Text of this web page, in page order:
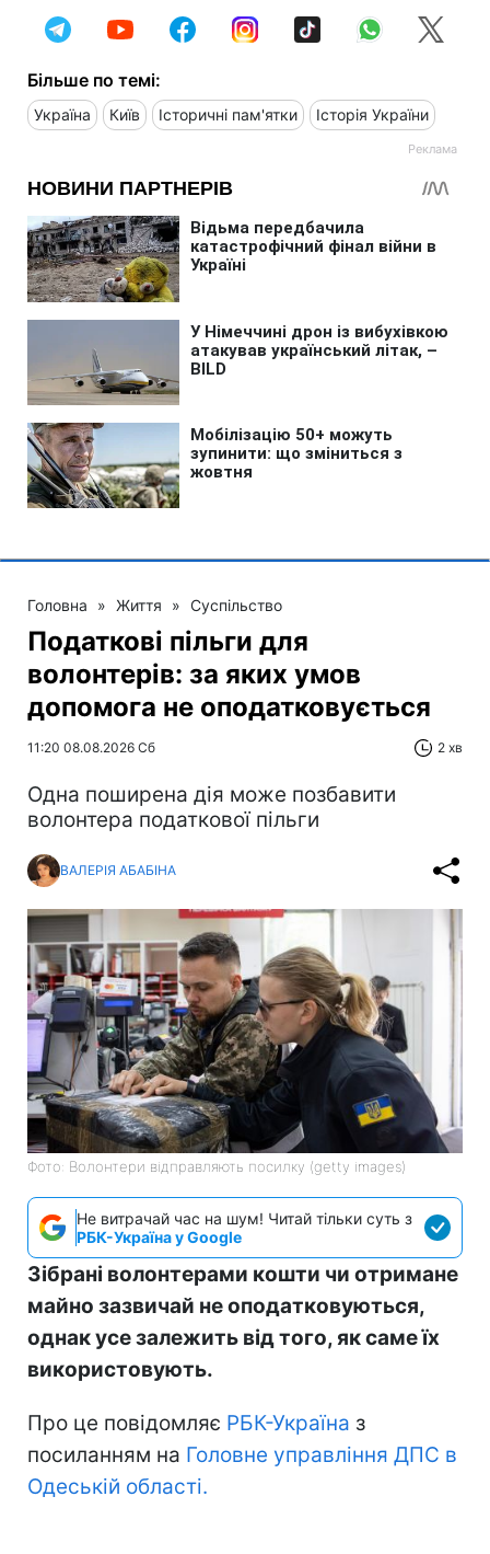
Більше по темі:
Україна Київ Історичні пам'ятки Історія України
Головна » Життя » Суспільство
Податкові пільги для
волонтерів: за яких умов
допомога не оподатковується
11:20 08.08.2026 Сб 2 хв
Одна поширена дія може позбавити
волонтера податкової пільги
ВАЛЕРІЯ АБАБІНА
Фото: Волонтери відправляють посилку (getty images)
Не витрачай час на шум! Читай тільки суть з
РБК-Україна у Google
Зібрані волонтерами кошти чи отримане
майно зазвичай не оподатковуються,
однак усе залежить від того, як саме їх
використовують.
Про це повідомляє РБК-Україна з
посиланням на Головне управління ДПС в
Одеській області.